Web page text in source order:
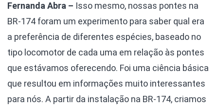
Fernanda Abra – Isso mesmo, nossas pontes na
BR-174 foram um experimento para saber qual era
a preferência de diferentes espécies, baseado no
tipo locomotor de cada uma em relação às pontes
que estávamos oferecendo. Foi uma ciência básica
que resultou em informações muito interessantes
para nós. A partir da instalação na BR-174, criamos